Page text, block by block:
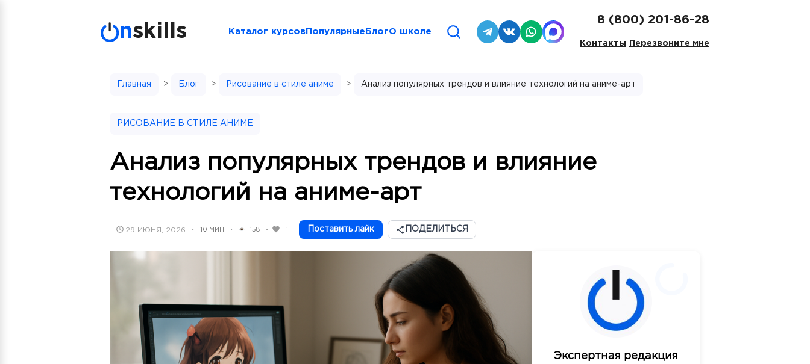
nskills Каталог курсовПопулярные БлогО школе
8 (800) 201-86-28
Контакты Перезвоните мне
Главная > Блог > Рисование в стиле аниме > Анализ популярных трендов и влияние технологий на аниме-арт
РИСОВАНИЕ В СТИЛЕ АНИМЕ
Анализ популярных трендов и влияние
технологий на аниме-арт
POSTED
29 ИЮНЯ, 2026 • 10 МИН • 158 • Поставить лайк ПОДЕЛИТЬСЯ
Экспертная редакция